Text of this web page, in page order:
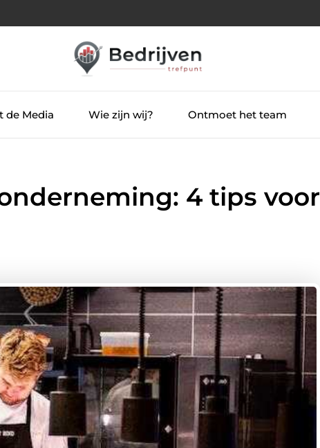
de Media Wie zijn wij? Ontmoet het team
4 tips voor